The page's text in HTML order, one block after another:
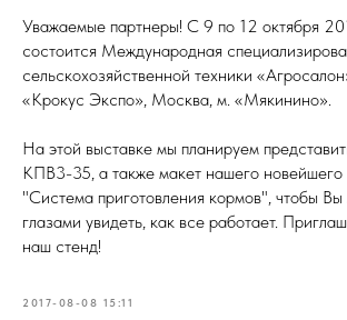
Уважаемые партнеры! С 9 по 12 октября
состоится Международная
сельскохозяйственной техники
«Крокус Экспо», Москва, м. «Мякинино».
На этой выставке мы планируем
КПВ3-35, а также макет нашего новейшего
"Система приготовления кормов", чтобы
глазами увидеть, как все работает.
наш стенд!
2017-08-08 15:11